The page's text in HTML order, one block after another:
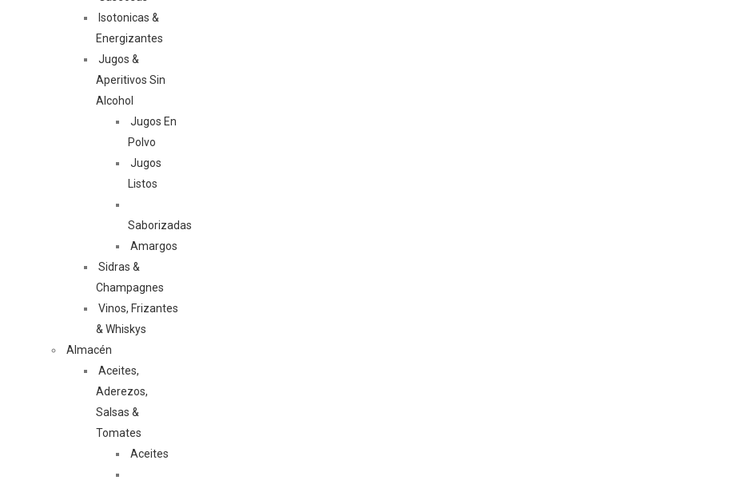
Isotonicas &
Energizantes
Jugos &
Aperitivos Sin
Alcohol
Jugos En
Polvo
Jugos
Listos
Saborizadas
Amargos
Sidras &
Champagnes
Vinos, Frizantes
& Whiskys
Almacén
Aceites,
Aderezos,
Salsas &
Tomates
Aceites